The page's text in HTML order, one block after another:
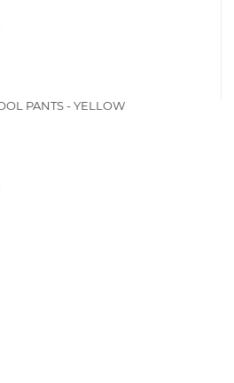
PANTS - YELLOW